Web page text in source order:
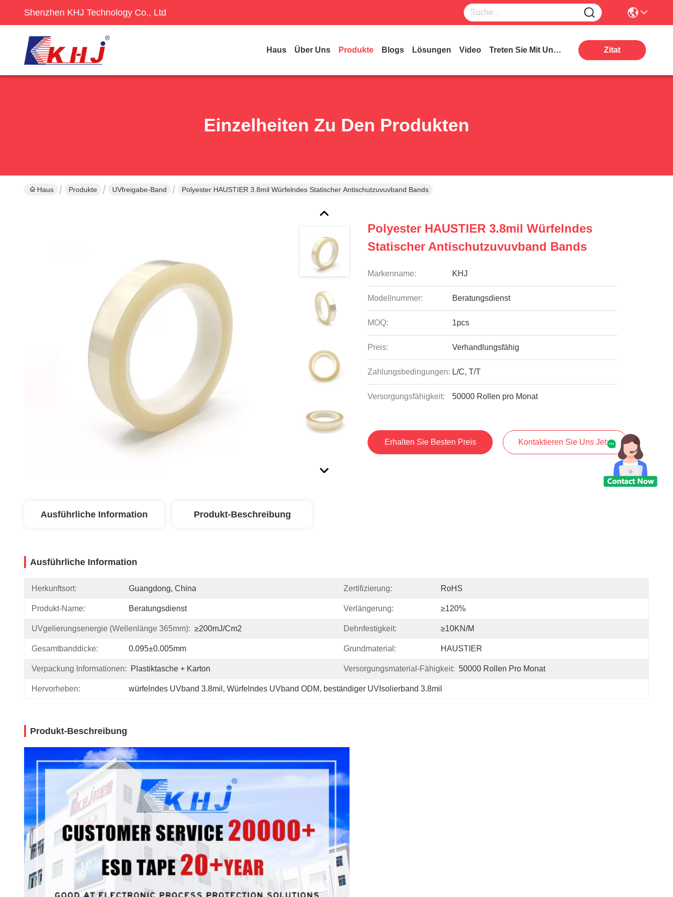
Shenzhen KHJ Technology Co., Ltd
Haus Über Uns Produkte Blogs Lösungen Video Treten Sie Mit Uns In Verbindung Zitat
Einzelheiten Zu Den Produkten
Haus Produkte UVfreigabe-Band Polyester HAUSTIER 3.8mil Würfelndes Statischer Antischutzuvuvband Bands
Polyester HAUSTIER 3.8mil Würfelndes
Statischer Antischutzuvuvband Bands
Markenname: KHJ
Modellnummer: Beratungsdienst
MOQ: 1pcs
Preis: Verhandlungsfähig
Zahlungsbedingungen: L/C, T/T
Versorgungsfähigkeit: 50000 Rollen pro Monat
Erhalten Sie Besten Preis Kontaktieren Sie Uns Jetzt
Ausführliche Information Produkt-Beschreibung
Ausführliche Information
Herkunftsort: Guangdong, China Zertifizierung: RoHS
Produkt-Name: Beratungsdienst Verlängerung: ≥120%
UVgelierungsenergie (Wellenlänge 365mm): ≥200mJ/cm2 Dehnfestigkeit: ≥10KN/M
Gesamtbanddicke: 0.095±0.005mm Grundmaterial: HAUSTIER
Verpackung Informationen: Plastiktasche + Karton Versorgungsmaterial-Fähigkeit: 50000 Rollen Pro Monat
Hervorheben: würfelndes UVband 3.8mil , Würfelndes UVband ODM, beständiger UVIsolierband 3.8mil
Produkt-Beschreibung